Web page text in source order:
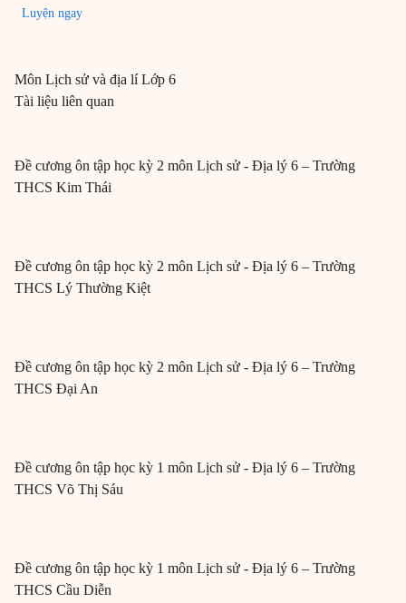
Luyện ngay
Môn Lịch sử và địa lí Lớp 6
Tài liệu liên quan
Đề cương ôn tập học kỳ 2 môn Lịch sử - Địa lý 6 – Trường
THCS Kim Thái
Đề cương ôn tập học kỳ 2 môn Lịch sử - Địa lý 6 – Trường
THCS Lý Thường Kiệt
Đề cương ôn tập học kỳ 2 môn Lịch sử - Địa lý 6 – Trường
THCS Đại An
Đề cương ôn tập học kỳ 1 môn Lịch sử - Địa lý 6 – Trường
THCS Võ Thị Sáu
Đề cương ôn tập học kỳ 1 môn Lịch sử - Địa lý 6 – Trường
THCS Cầu Diễn